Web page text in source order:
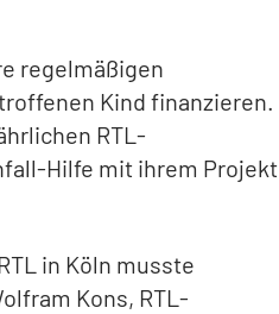
regelmäßigen
Kind finanzieren.
RTL-
Hilfe mit ihrem Projekt
in Köln musste
Kons, RTL-